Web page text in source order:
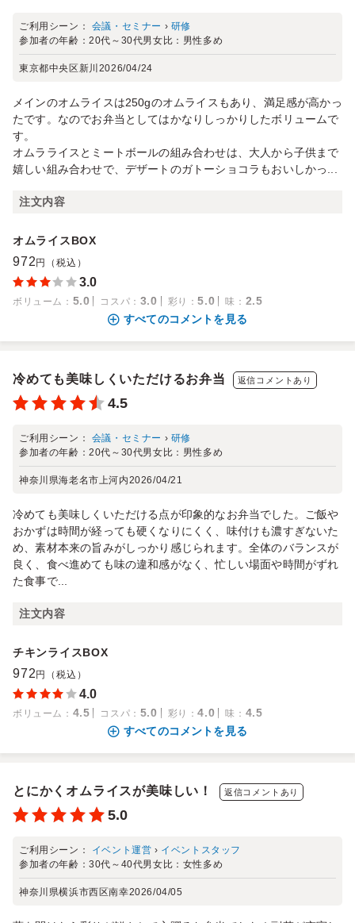
ご利用シーン： 会議・セミナー › 研修
参加者の年齢：20代～30代男女比： 男性多め
東京都中央区新川 2026/04/24
メインのオムライスは250gのオムライスもあり、満足感が高かっ
たです。なのでお弁当としてはかなりしっかりしたボリュームで
す。
オムラライスとミートボールの組み合わせは、大人から子供まで
嬉しい組み合わせで、デザートのガトーショコラもおいしかっ...
注文内容
オムライスBOX
972 円（税込）
3.0
ボリューム ： 5.0 コスパ ： 3.0 彩り ：5.0 味 ： 2.5
すべてのコメントを見る
冷めても美味しくいただけるお弁当 返信コメントあり
4.5
ご利用シーン： 会議・セミナー › 研修
参加者の年齢：20代～30代男女比： 男性多め
神奈川県海老名市上河内2026/04/21
冷めても美味しくいただける点が印象的なお弁当でした。ご飯や
おかずは時間が経っても硬くなりにくく、味付けも濃すぎないた
め、素材本来の旨みがしっかり感じられます。全体のバランスが
良く、食べ進めても味の違和感がなく、忙しい場面や時間がずれ
た食事で...
注文内容
チキンライスBOX
972 円（税込）
4.0
ボリューム ： 4.5 コスパ ： 5.0 彩り ：4.0 味 ： 4.5
すべてのコメントを見る
とにかくオムライスが美味しい！ 返信コメントあり
5.0
ご利用シーン： イベント運営 › イベントスタッフ
参加者の年齢：30代～40代男女比： 女性多め
神奈川県横浜市西区南幸2026/04/05